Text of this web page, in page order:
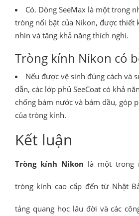
Có. Dòng SeeMax là một trong
tròng nổi bật của Nikon, được thiết
nhìn và tăng khả năng thích nghi.
Tròng kính Nikon có
Nếu được vệ sinh đúng cách và
dẫn, các lớp phủ SeeCoat có khả
chống bám nước và bám dầu, góp
của tròng kính.
Kết luận
Tròng kính Nikon là một trong
tròng kính cao cấp đến từ Nhật
tảng quang học lâu đời và các